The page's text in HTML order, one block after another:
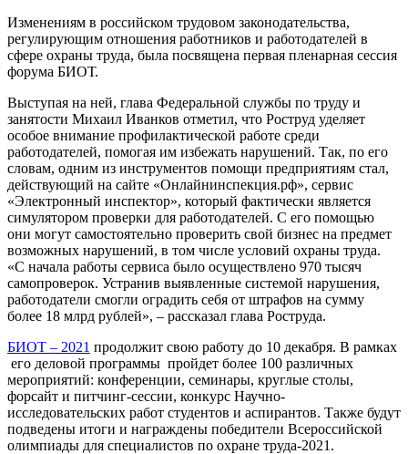
Изменениям в российском трудовом законодательства,
регулирующим отношения работников и работодателей в
сфере охраны труда, была посвящена первая пленарная сессия
форума БИОТ.
Выступая на ней, глава Федеральной службы по труду и
занятости Михаил Иванков отметил, что Роструд уделяет
особое внимание профилактической работе среди
работодателей, помогая им избежать нарушений. Так, по его
словам, одним из инструментов помощи предприятиям стал,
действующий на сайте «Онлайнинспекция.рф», сервис
«Электронный инспектор», который фактически является
симулятором проверки для работодателей. С его помощью
они могут самостоятельно проверить свой бизнес на предмет
возможных нарушений, в том числе условий охраны труда.
«С начала работы сервиса было осуществлено 970 тысяч
самопроверок. Устранив выявленные системой нарушения,
работодатели смогли оградить себя от штрафов на сумму
более 18 млрд рублей», – рассказал глава Роструда.
БИОТ – 2021 продолжит свою работу до 10 декабря. В рамках
его деловой программы пройдет более 100 различных
мероприятий: конференции, семинары, круглые столы,
форсайт и питчинг-сессии, конкурс Научно-
исследовательских работ студентов и аспирантов. Также будут
подведены итоги и награждены победители Всероссийской
олимпиады для специалистов по охране труда-2021.